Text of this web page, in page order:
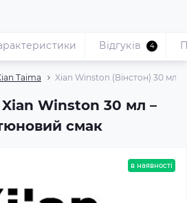
Taima Xian Winston (Вінстон) 30 мл
Winston 30 мл –
смак
Відгуків 4
в наявності